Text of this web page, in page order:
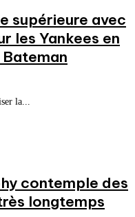
supérieure avec
les Yankees en
la...
contemple des
longtemps